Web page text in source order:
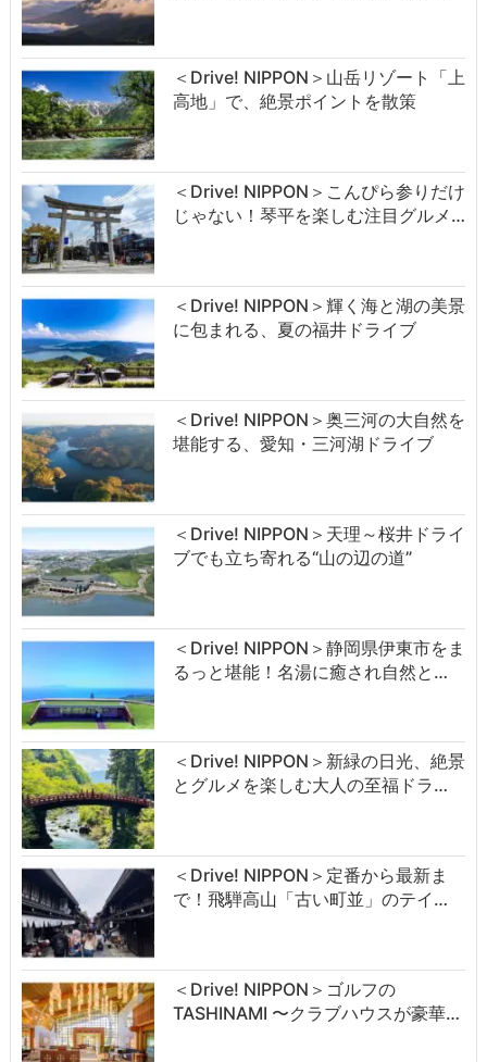
＜Drive! NIPPON＞山岳リゾート「上
高地」で、絶景ポイントを散策
＜Drive! NIPPON＞こんぴら参りだけ
じゃない！琴平を楽しむ注目グルメ…
＜Drive! NIPPON＞輝く海と湖の美景
に包まれる、夏の福井ドライブ
＜Drive! NIPPON＞奥三河の大自然を
堪能する、愛知・三河湖ドライブ
＜Drive! NIPPON＞天理～桜井ドライ
ブでも立ち寄れる“山の辺の道”
＜Drive! NIPPON＞静岡県伊東市をま
るっと堪能！名湯に癒され自然と…
＜Drive! NIPPON＞新緑の日光、絶景
とグルメを楽しむ大人の至福ドラ…
＜Drive! NIPPON＞定番から最新ま
で！飛騨高山「古い町並」のテイ…
＜Drive! NIPPON＞ゴルフの
TASHINAMI 〜クラブハウスが豪華…